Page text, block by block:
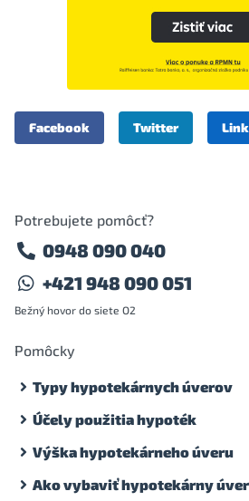
Facebook Twitter
Potrebujete pomôcť?
0948 090 040
+421 948 090 051
Bežný hovor do siete O2
Pomôcky
Typy hypotekárnych úverov
Účely použitia hypoték
Výška hypotekárneho úveru
Ako vybaviť hypotekárny úver